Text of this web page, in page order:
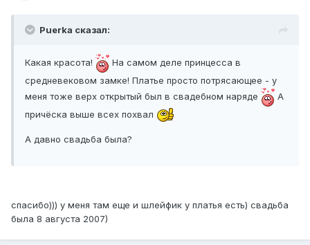
Puerka сказал:
Какая красота!
На самом деле принцесса в
средневековом замке! Платье просто потрясающее - у
меня тоже верх открытый был в свадебном наряде
А
причёска выше всех похвал
А давно свадьба была?
спасибо))) у меня там еще и шлейфик у платья есть) свадьба
была 8 августа 2007)